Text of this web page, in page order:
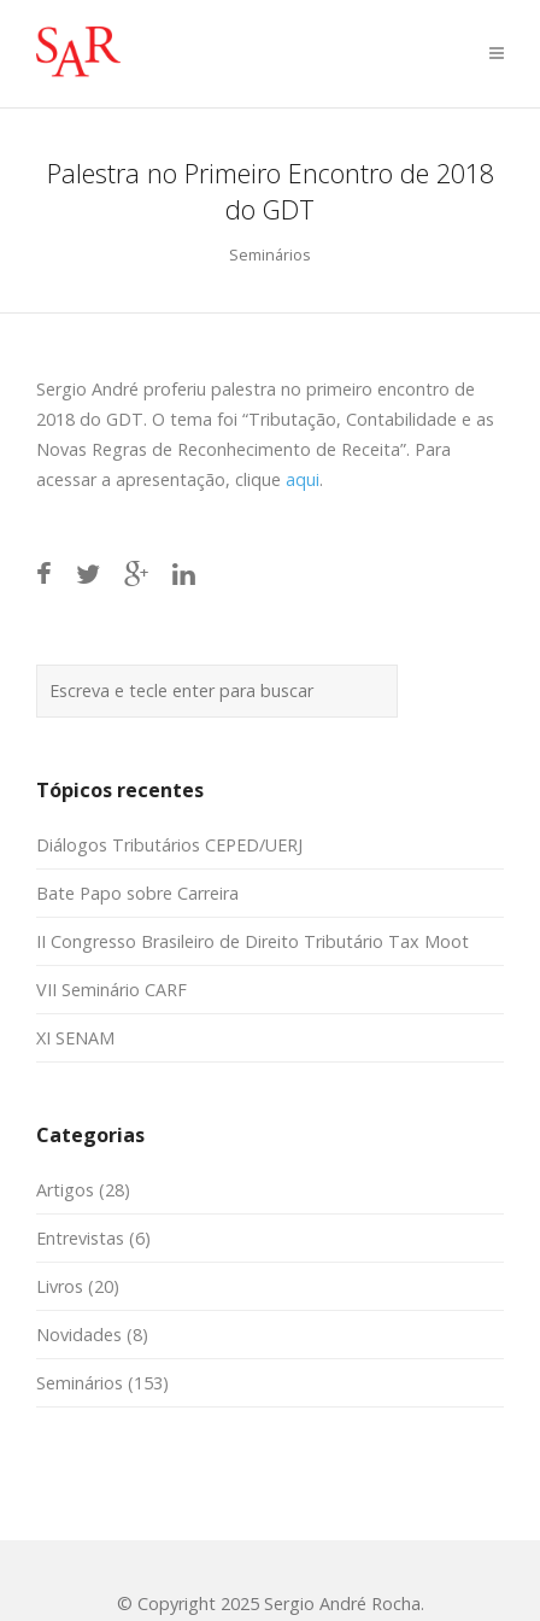
Palestra no Primeiro Encontro de 2018
do GDT
Seminários
Sergio André proferiu palestra no primeiro encontro de
2018 do GDT. O tema foi “Tributação, Contabilidade e as
Novas Regras de Reconhecimento de Receita”. Para
acessar a apresentação, clique aqui.
Tópicos recentes
Diálogos Tributários CEPED/UERJ
Bate Papo sobre Carreira
II Congresso Brasileiro de Direito Tributário Tax Moot
VII Seminário CARF
XI SENAM
Categorias
Artigos (28)
Entrevistas (6)
Livros (20)
Novidades (8)
Seminários (153)
© Copyright 2025 Sergio André Rocha.